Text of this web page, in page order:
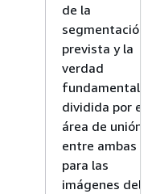
de la
segmentación
prevista y la
verdad
fundamental
dividida por el
área de unión
entre ambas
para las
imágenes del